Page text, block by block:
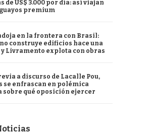
de US$ 3.000 por día: así viajan
premium
en la frontera con Brasil:
construye edificios hace una
y Livramento explota con obras
a discurso de Lacalle Pou,
se enfrascan en polémica
sobre qué oposición ejercer